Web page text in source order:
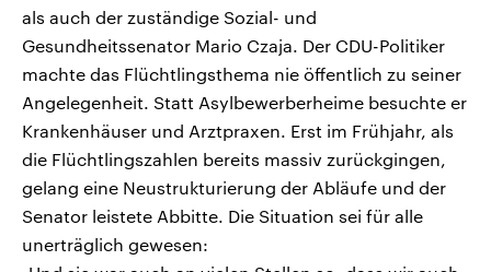
als auch der zuständige Sozial- und
Gesundheitssenator Mario Czaja. Der CDU-Politiker
machte das Flüchtlingsthema nie öffentlich zu seiner
Angelegenheit. Statt Asylbewerberheime besuchte er
Krankenhäuser und Arztpraxen. Erst im Frühjahr, als
die Flüchtlingszahlen bereits massiv zurückgingen,
gelang eine Neustrukturierung der Abläufe und der
Senator leistete Abbitte. Die Situation sei für alle
unerträglich gewesen: